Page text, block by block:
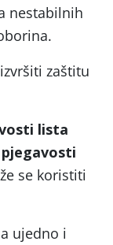
nestabilnih
zaštitu
lista
se koristiti
ujedno i